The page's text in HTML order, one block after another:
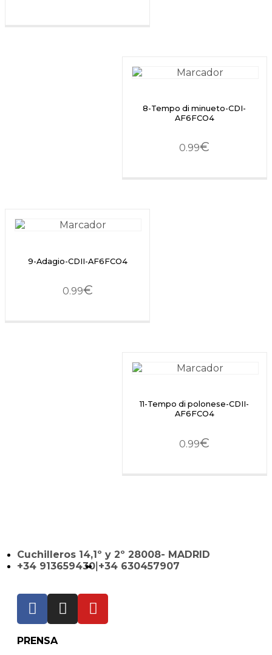
8-Tempo di minueto-CDI-
AF6FCO4
0.99€
9-Adagio-CDII-AF6FCO4
0.99€
11-Tempo di polonese-CDII-
AF6FCO4
0.99€
Cuchilleros 14,1º y 2º 28008- MADRID
+34 913659430 +34 630457907
PRENSA